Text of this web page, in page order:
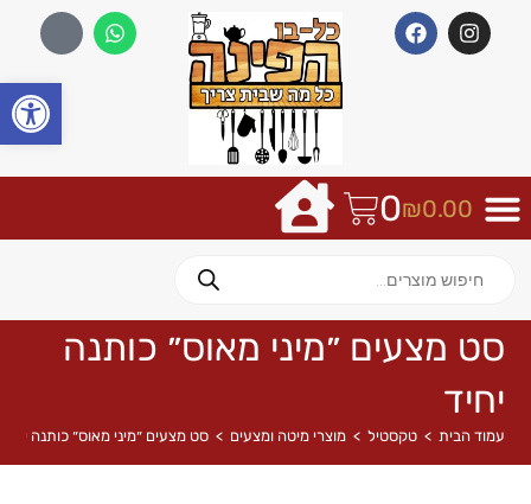
₪0.00
0
סט מצעים ״מיני מאוס״ כותנה
יחיד
עמוד הבית > טקסטיל > מוצרי מיטה ומצעים > סט מצעים ״מיני מאוס״ כותנה יחיד